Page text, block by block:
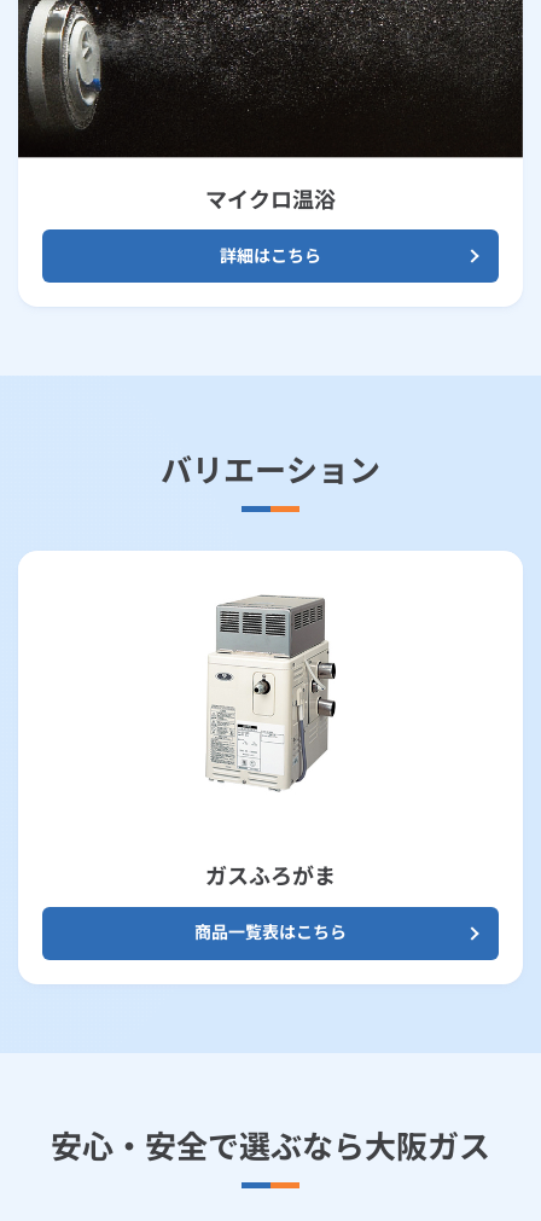
マイクロ温浴
詳細はこちら
バリエーション
ガスふろがま
商品一覧表はこちら
安心・安全で選ぶなら大阪ガス